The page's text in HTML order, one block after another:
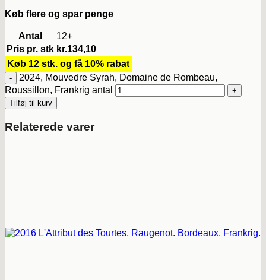
Køb flere og spar penge
Antal
12+
Pris pr. stk kr.134,10
Køb 12 stk. og få 10% rabat
2024, Mouvedre Syrah, Domaine de Rombeau,
Roussillon, Frankrig antal
Tilføj til kurv
Relaterede varer